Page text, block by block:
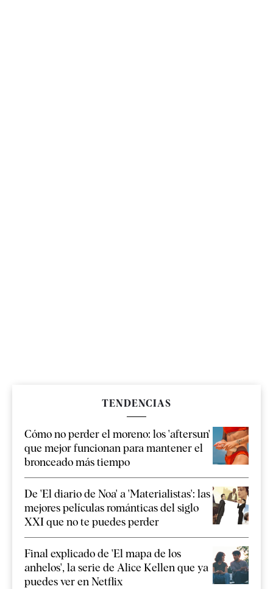
TENDENCIAS
Cómo no perder el moreno: los 'aftersun'
que mejor funcionan para mantener el
bronceado más tiempo
De 'El diario de Noa' a 'Materialistas': las
mejores películas románticas del siglo
XXI que no te puedes perder
Final explicado de 'El mapa de los
anhelos', la serie de Alice Kellen que ya
puedes ver en Netflix